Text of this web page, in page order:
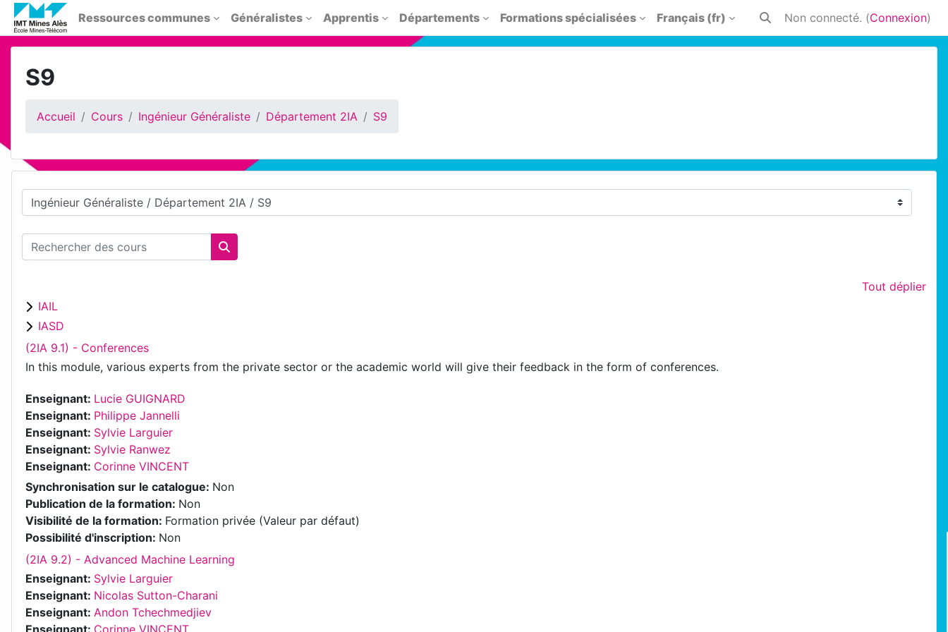
Passer au contenu principal
Ressources communes Généralistes Apprentis Départements Formations spécialisées Français ‎(fr)‎
Activer/désactiver la saisie de
Non connecté. (Connexion)
S9
Accueil Cours Ingénieur Généraliste Département 2IA S9
Catégories de cours
Rechercher des cours
Rechercher des cours
Tout déplier
IAIL
IASD
(2IA 9.1) - Conferences
In this module, various experts from the private sector or the academic world will give their feedback in the form of conferences.
Enseignant: Lucie GUIGNARD
Enseignant: Philippe Jannelli
Enseignant: Sylvie Larguier
Enseignant: Sylvie Ranwez
Enseignant: Corinne VINCENT
Synchronisation sur le catalogue: Non
Publication de la formation: Non
Visibilité de la formation: Formation privée (Valeur par défaut)
Possibilité d'inscription: Non
(2IA 9.2) - Advanced Machine Learning
Enseignant: Sylvie Larguier
Enseignant: Nicolas Sutton-Charani
Enseignant: Andon Tchechmedjiev
Enseignant: Corinne VINCENT